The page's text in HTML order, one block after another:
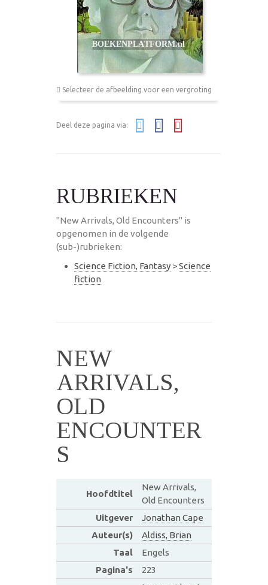
Selecteer de afbeelding voor een vergroting
Deel deze pagina via:
RUBRIEKEN
"New Arrivals, Old Encounters" is
opgenomen in de volgende
(sub-)rubrieken:
Science Fiction, Fantasy >Science
fiction
NEW
ARRIVALS,
OLD
ENCOUNTER
S
Hoofdtitel
New Arrivals,
Old Encounters
Uitgever
Jonathan Cape
Auteur(s)
Aldiss, Brian
Taal
Engels
Pagina's
223